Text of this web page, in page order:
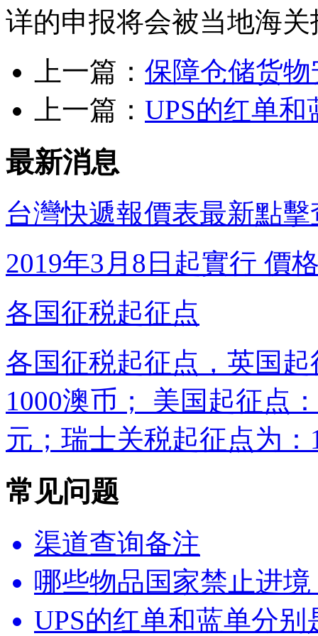
详的申报将会被当地海
上一篇： 保障仓储货
上一篇： UPS的红单
最新消息
台灣快遞報價表最新點擊
2019年3月8日起實行 價
各国征税起征点
各国征税起征点，英国
1000澳币； 美国起征点
元；瑞士关税起征点为：
常见问题
渠道查询备注
哪些物品国家禁止进境
UPS的红单和蓝单分别